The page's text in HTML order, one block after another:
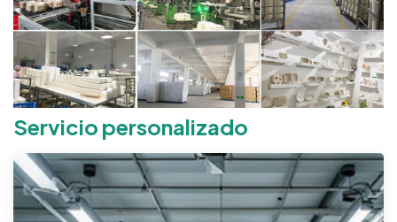
Servicio personalizado